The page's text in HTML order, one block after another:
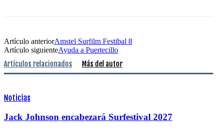
Artículo anteriorAmstel Surfilm Festibal 8
Artículo siguienteAyuda a Puertecillo
Artículos relacionados Más del autor
Noticias
Jack Johnson encabezará Surfestival 2027